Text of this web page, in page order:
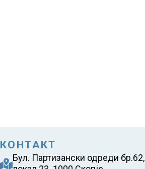
КОНТАКТ
Бул. Партизански одреди бр.62,